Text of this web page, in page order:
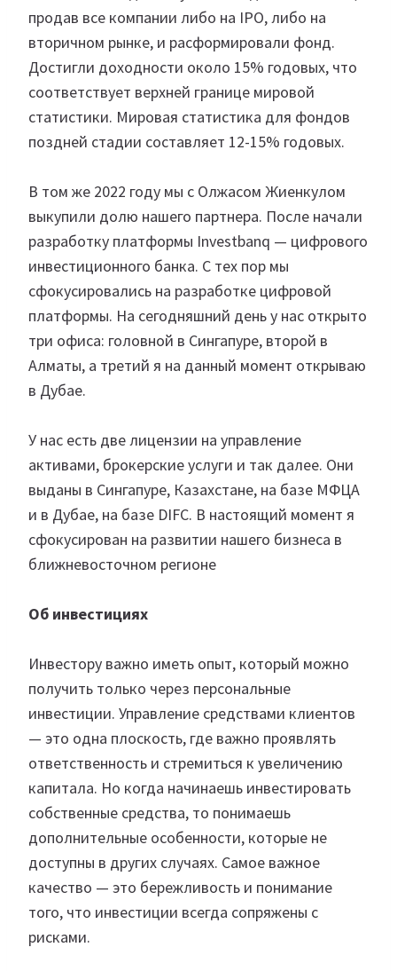
продав все компании либо на IPO, либо на
вторичном рынке, и расформировали фонд.
Достигли доходности около 15% годовых, что
соответствует верхней границе мировой
статистики. Мировая статистика для фондов
поздней стадии составляет 12-15% годовых.
В том же 2022 году мы с Олжасом Жиенкулом
выкупили долю нашего партнера. После начали
разработку платформы Investbanq — цифрового
инвестиционного банка. С тех пор мы
сфокусировались на разработке цифровой
платформы. На сегодняшний день у нас открыто
три офиса: головной в Сингапуре, второй в
Алматы, а третий я на данный момент открываю
в Дубае.
У нас есть две лицензии на управление
активами, брокерские услуги и так далее. Они
выданы в Сингапуре, Казахстане, на базе МФЦА
и в Дубае, на базе DIFC. В настоящий момент я
сфокусирован на развитии нашего бизнеса в
ближневосточном регионе
Об инвестициях
Инвестору важно иметь опыт, который можно
получить только через персональные
инвестиции. Управление средствами клиентов
— это одна плоскость, где важно проявлять
ответственность и стремиться к увеличению
капитала. Но когда начинаешь инвестировать
собственные средства, то понимаешь
дополнительные особенности, которые не
доступны в других случаях. Самое важное
качество — это бережливость и понимание
того, что инвестиции всегда сопряжены с
рисками.